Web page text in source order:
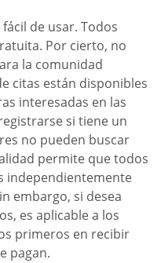
de usar. Todos
Por cierto, no
la comunidad
citas están disponibles
interesadas en las
si tiene un
no pueden buscar
permite que todos
independientemente
embargo, si desea
es aplicable a los
primeros en recibir
pagan.